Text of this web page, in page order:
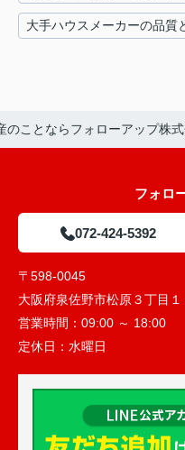
大手ハウスメーカーの品質
のことならフォローアップ株
フォロ
072-424-5392
〒598-0045
大阪府泉佐野市松原３丁目１
営業時間： 09:00 ～ 18:00
定休日： 水曜日